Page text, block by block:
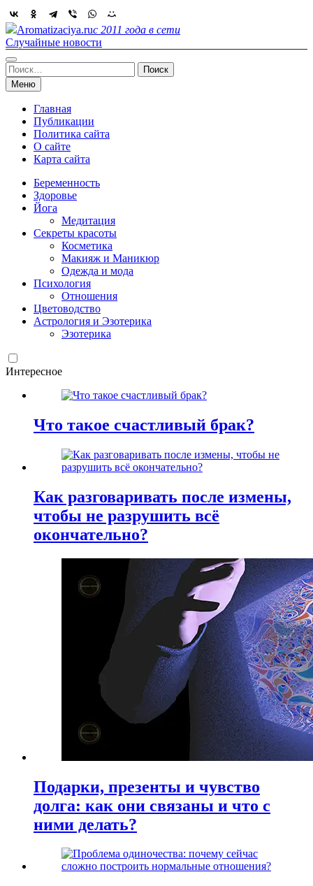
Skip
to
content
Aromatizaciya.ruс 2011 года в сети
Случайные новости
Найти:
Меню
Главная
Публикации
Политика сайта
О сайте
Карта сайта
Беременность
Здоровье
Йога
Медитация
Секреты красоты
Косметика
Макияж и Маникюр
Одежда и мода
Психология
Отношения
Цветоводство
Астрология и Эзотерика
Эзотерика
Интересное
Что такое счастливый брак?
Как разговаривать после измены,
чтобы не разрушить всё
окончательно?
Подарки, презенты и чувство
долга: как они связаны и что с
ними делать?